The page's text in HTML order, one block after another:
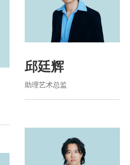
邱廷辉
助理艺术总监